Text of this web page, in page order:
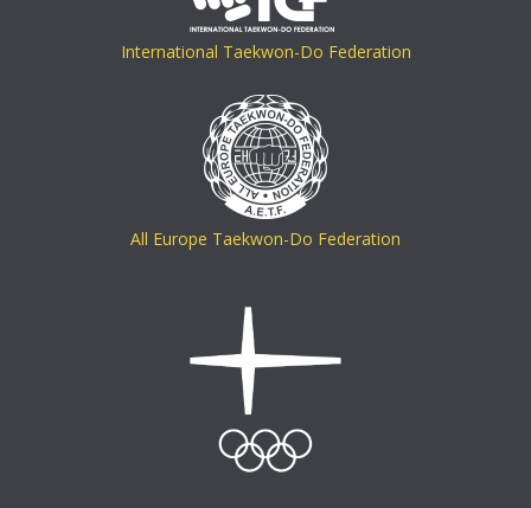
International Taekwon-Do Federation
All Europe Taekwon-Do Federation